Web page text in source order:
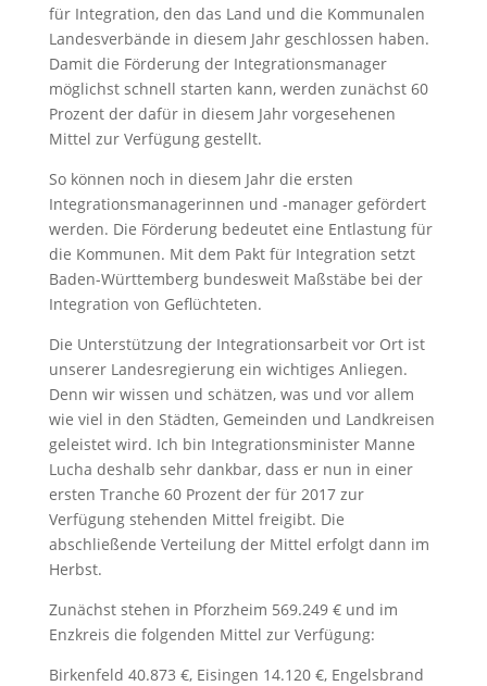
für Integration, den das Land und die Kommunalen
Landesverbände in diesem Jahr geschlossen haben.
Damit die Förderung der Integrationsmanager
möglichst schnell starten kann, werden zunächst 60
Prozent der dafür in diesem Jahr vorgesehenen
Mittel zur Verfügung gestellt.
So können noch in diesem Jahr die ersten
Integrationsmanagerinnen und -manager gefördert
werden. Die Förderung bedeutet eine Entlastung für
die Kommunen. Mit dem Pakt für Integration setzt
Baden-Württemberg bundesweit Maßstäbe bei der
Integration von Geflüchteten.
Die Unterstützung der Integrationsarbeit vor Ort ist
unserer Landesregierung ein wichtiges Anliegen.
Denn wir wissen und schätzen, was und vor allem
wie viel in den Städten, Gemeinden und Landkreisen
geleistet wird. Ich bin Integrationsminister Manne
Lucha deshalb sehr dankbar, dass er nun in einer
ersten Tranche 60 Prozent der für 2017 zur
Verfügung stehenden Mittel freigibt. Die
abschließende Verteilung der Mittel erfolgt dann im
Herbst.
Zunächst stehen in Pforzheim 569.249 € und im
Enzkreis die folgenden Mittel zur Verfügung:
Birkenfeld 40.873 €, Eisingen 14.120 €, Engelsbrand